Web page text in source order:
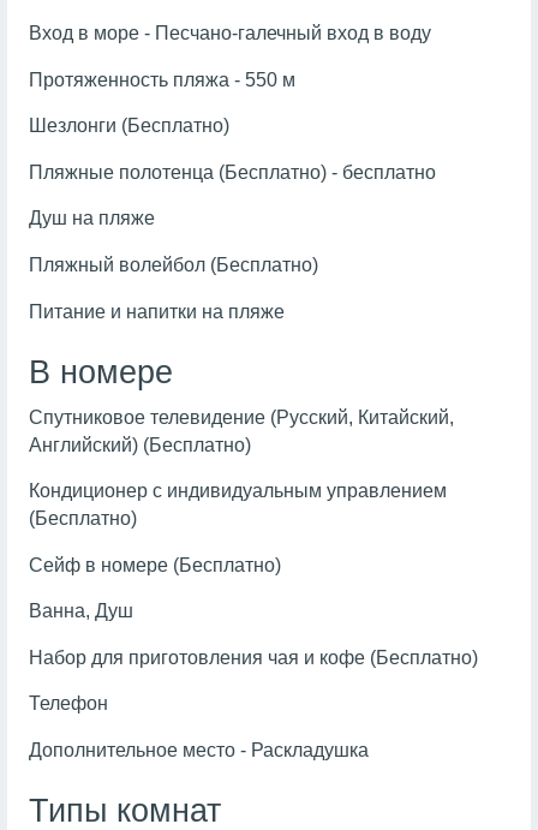
Вход в море - Песчано-галечный вход в воду
Протяженность пляжа - 550 м
Шезлонги (Бесплатно)
Пляжные полотенца (Бесплатно) - бесплатно
Душ на пляже
Пляжный волейбол (Бесплатно)
Питание и напитки на пляже
В номере
Спутниковое телевидение (Русский, Китайский,
Английский) (Бесплатно)
Кондиционер с индивидуальным управлением
(Бесплатно)
Сейф в номере (Бесплатно)
Ванна, Душ
Набор для приготовления чая и кофе (Бесплатно)
Телефон
Дополнительное место - Раскладушка
Типы комнат